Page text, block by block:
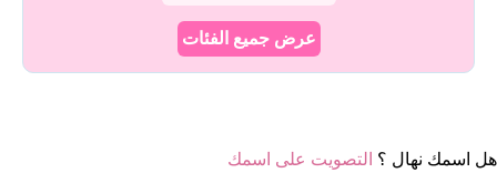
عرض جميع الفئات
هل اسمك نهال ؟ التصويت على اسمك